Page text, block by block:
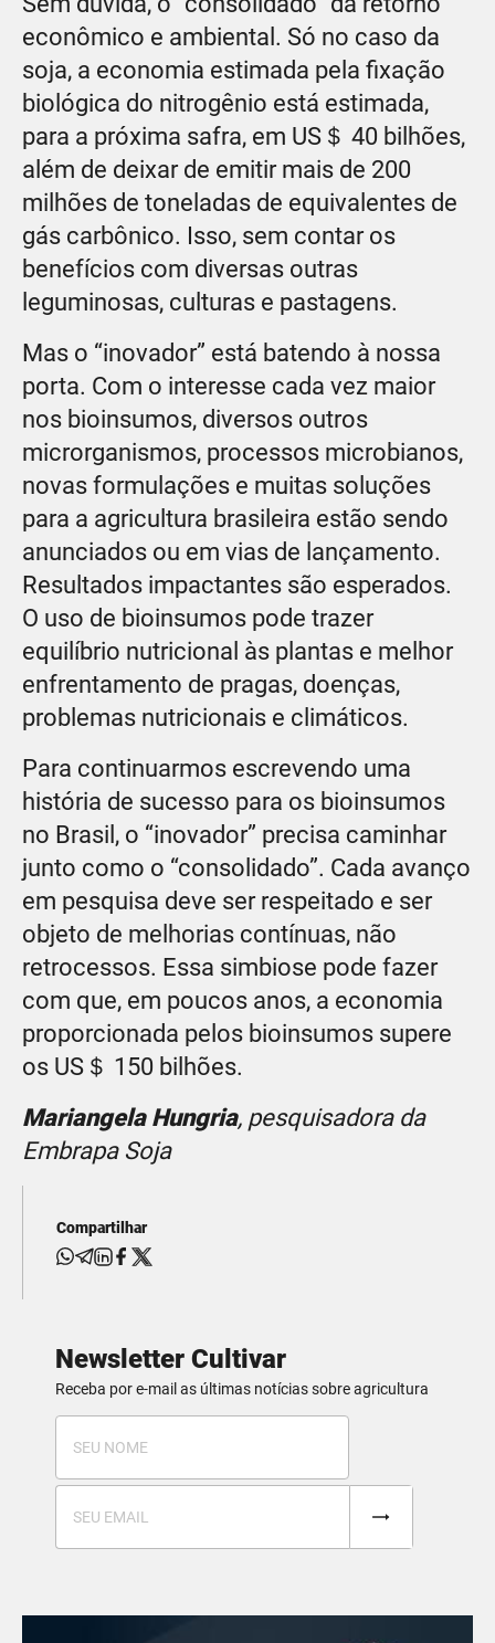
econômico e ambiental. Só no caso da
soja, a economia estimada pela fixação
biológica do nitrogênio está estimada,
para a próxima safra, em US＄ 40 bilhões,
além de deixar de emitir mais de 200
milhões de toneladas de equivalentes de
gás carbônico. Isso, sem contar os
benefícios com diversas outras
leguminosas, culturas e pastagens.
Mas o “inovador” está batendo à nossa
porta. Com o interesse cada vez maior
nos bioinsumos, diversos outros
microrganismos, processos microbianos,
novas formulações e muitas soluções
para a agricultura brasileira estão sendo
anunciados ou em vias de lançamento.
Resultados impactantes são esperados.
O uso de bioinsumos pode trazer
equilíbrio nutricional às plantas e melhor
enfrentamento de pragas, doenças,
problemas nutricionais e climáticos.
Para continuarmos escrevendo uma
história de sucesso para os bioinsumos
no Brasil, o “inovador” precisa caminhar
junto como o “consolidado”. Cada avanço
em pesquisa deve ser respeitado e ser
objeto de melhorias contínuas, não
retrocessos. Essa simbiose pode fazer
com que, em poucos anos, a economia
proporcionada pelos bioinsumos supere
os US＄ 150 bilhões.
Mariangela Hungria, pesquisadora da
Embrapa Soja
Compartilhar
Newsletter Cultivar
Receba por e-mail as últimas notícias sobre agricultura